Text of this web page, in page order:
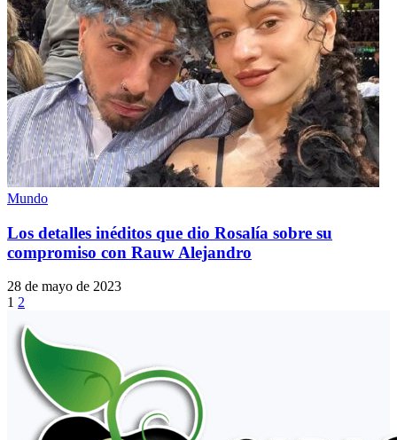
Mundo
Los detalles inéditos que dio Rosalía sobre su
compromiso con Rauw Alejandro
28 de mayo de 2023
1 2